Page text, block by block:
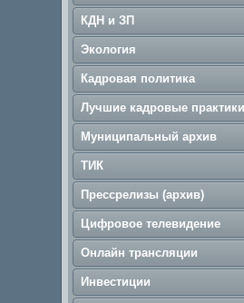
КДН и ЗП
Экология
Кадровая политика
Лучшие кадровые практики
Муниципальный архив
ТИК
Прессрелизы (архив)
Цифровое телевидение
Онлайн трансляции
Инвестиции